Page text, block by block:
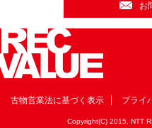
お
古物営業法に基づく表示 プライ
Copyright(C) 2015, NTT